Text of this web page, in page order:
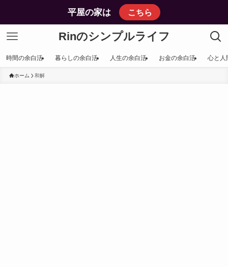
平屋の家は こちら
Rinのシンプルライフ
時間の余白活 暮らしの余白活 人生の余白活 お金の余白活 心と人
ホーム 和解